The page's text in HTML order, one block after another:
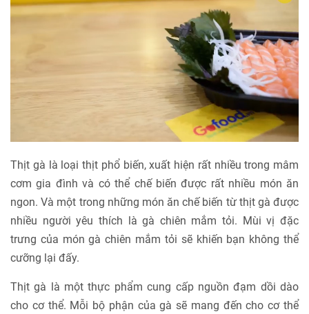
Thịt gà là loại thịt phổ biến, xuất hiện rất nhiều trong mâm
cơm gia đình và có thể chế biến được rất nhiều món ăn
ngon. Và một trong những món ăn chế biến từ thịt gà được
nhiều người yêu thích là gà chiên mắm tỏi. Mùi vị đặc
trưng của món gà chiên mắm tỏi sẽ khiến bạn không thể
cưỡng lại đấy.
Thịt gà là một thực phẩm cung cấp nguồn đạm dồi dào
cho cơ thể. Mỗi bộ phận của gà sẽ mang đến cho cơ thể